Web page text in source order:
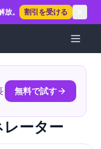
。 割引を受ける
無料で試す
ーター